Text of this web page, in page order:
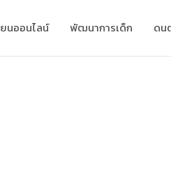
นออนไลน์ พัฒนาการเด็ก ดน